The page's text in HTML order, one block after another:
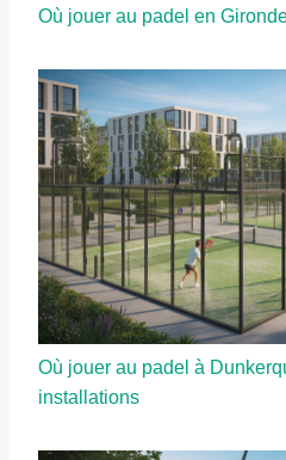
Où jouer au padel en
Où jouer au padel à
installations